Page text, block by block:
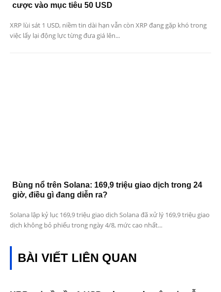
cược vào mục tiêu 50 USD
XRP lùi sát 1 USD, niềm tin dài hạn vẫn còn XRP đang gặp khó trong
việc lấy lại động lực từng đưa giá lên...
Bùng nổ trên Solana: 169,9 triệu giao dịch trong 24
giờ, điều gì đang diễn ra?
Solana lập kỷ lục 169,9 triệu giao dịch Solana đã xử lý 169,9 triệu giao
dịch không bỏ phiếu trong ngày 4/8, mức cao nhất...
BÀI VIẾT LIÊN QUAN